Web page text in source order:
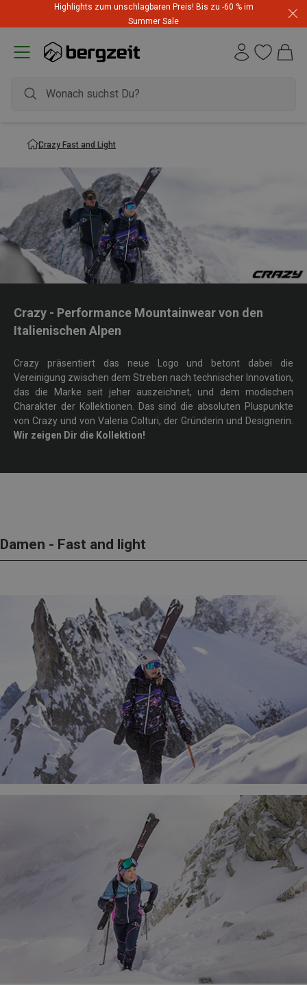
Highlights zum unschlagbaren Preis! Bis zu -60 % im
Summer Sale
Crazy Fast and Light
Crazy - Performance Mountainwear von den
Italienischen Alpen
Crazy präsentiert das neue Logo und betont dabei die
Vereinigung zwischen dem Streben nach technischer Innovation,
das die Marke seit jeher auszeichnet, und dem modischen
Charakter der Kollektionen. Das sind die absoluten Pluspunkte
von Crazy und von Valeria Colturi, der Gründerin und Designerin.
Wir zeigen Dir die Kollektion!
Damen - Fast and light